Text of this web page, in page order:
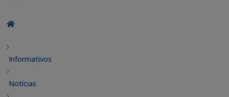
Informativos
Notícias